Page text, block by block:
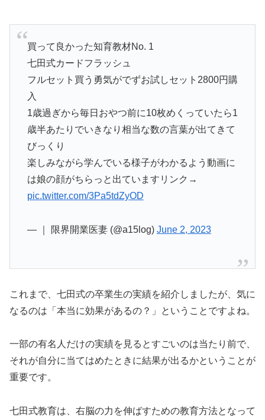
買って良かった知育教材No. 1
七田式カードフラッシュ
フルセット買う勇気がでずお試しセット2800円購
入
1歳過ぎから毎日おやつ前に10枚めくっていたら1
歳半あたりでいきなり相当な数の言葉が出てきて
びっくり
楽しみながら学んでいる様子がわかるよう動画に
は娘の顔がちらっと出ていますリンク→
pic.twitter.com/3Pa5tdZyOD
なるのは「本当に効果があるの？」ということですよね。
それが自分に当てはめたときに結果が出るかということが
重要です。
います。